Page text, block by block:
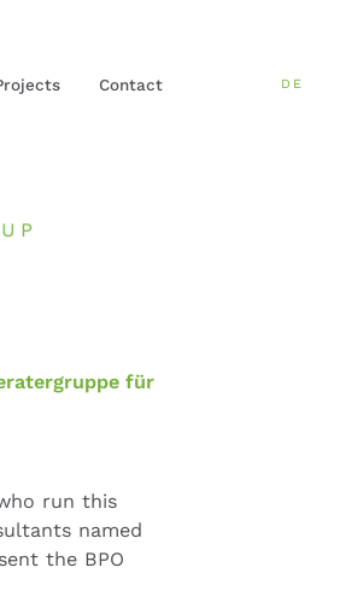
Contact
für
run this
named
the BPO
DE